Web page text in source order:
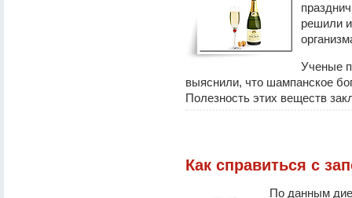
решили
Ученые
выяснили, что шампанское
Полезность этих веществ
Как справиться с
По данным